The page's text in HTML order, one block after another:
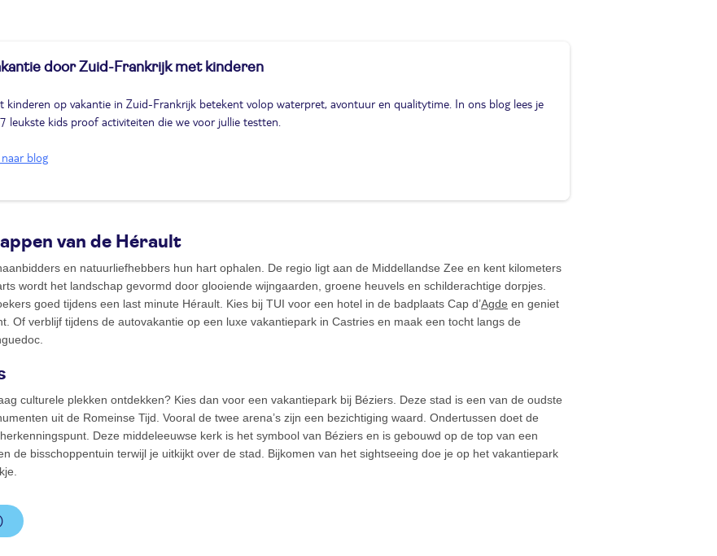
door Zuid-Frankrijk met kinderen
kinderen op vakantie in Zuid-Frankrijk betekent volop waterpret, avontuur en qualitytime. In ons blog lees je
leukste kids proof activiteiten die we voor jullie testten.
blog
van de Hérault
en natuurliefhebbers hun hart ophalen. De regio ligt aan de Middellandse Zee en kent kilometers
wordt het landschap gevormd door glooiende wijngaarden, groene heuvels en schilderachtige dorpjes.
goed tijdens een last minute Hérault. Kies bij TUI voor een hotel in de badplaats Cap d’Agde en geniet
Of verblijf tijdens de autovakantie op een luxe vakantiepark in Castries en maak een tocht langs de
culturele plekken ontdekken? Kies dan voor een vakantiepark bij Béziers. Deze stad is een van de oudste
uit de Romeinse Tijd. Vooral de twee arena’s zijn een bezichtiging waard. Ondertussen doet de
Deze middeleeuwse kerk is het symbool van Béziers en is gebouwd op de top van een
de bisschoppentuin terwijl je uitkijkt over de stad. Bijkomen van het sightseeing doe je op het vakantiepark